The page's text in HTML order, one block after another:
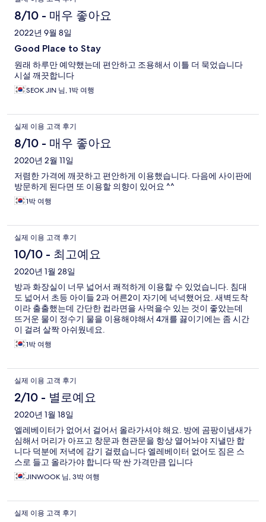
8/10 - 매우 좋아요
2022년 9월 8일
Good Place to Stay
원래 하루만 예약했는데 편안하고 조용해서 이틀 더 묵었습니다
시설 깨끗합니다
SEOK JIN 님, 1박 여행
실제 이용 고객 후기
8/10 - 매우 좋아요
2020년 2월 11일
저렴한 가격에 깨끗하고 편안하게 이용했습니다. 다음에 사이판에
방문하게 된다면 또 이용할 의향이 있어요 ^^
1박 여행
실제 이용 고객 후기
10/10 - 최고예요
2020년 1월 28일
방과 화장실이 너무 넓어서 쾌적하게 이용할 수 있었습니다. 침대
도 넓어서 초등 아이들 2과 어른2이 자기에 넉넉했어요. 새벽도착
이라 출출했는데 간단한 컵라면을 사먹을수 있는 것이 좋았는데
뜨거운 물이 정수기 물을 이용해야해서 4개를 끓이기에는 좀 시간
이 걸려 살짝 아쉬웠네요.
1박 여행
실제 이용 고객 후기
2/10 - 별로예요
2020년 1월 18일
엘레베이터가 없어서 걸어서 올라가셔야 해요. 방에 곰팡이냄새가
심해서 머리가 아프고 창문과 현관문을 항상 열어놔야 지낼만 합
니다 덕분에 저녁에 감기 걸렸습니다 엘레베이터 없어도 짐은 스
스로 들고 올라가야 합니다 딱 싼 가격만큼 입니다
JINWOOK 님, 3박 여행
실제 이용 고객 후기